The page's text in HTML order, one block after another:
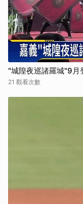
"城隍夜巡諸羅城"9月
21 觀看次數